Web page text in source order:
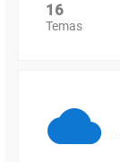
16
Temas